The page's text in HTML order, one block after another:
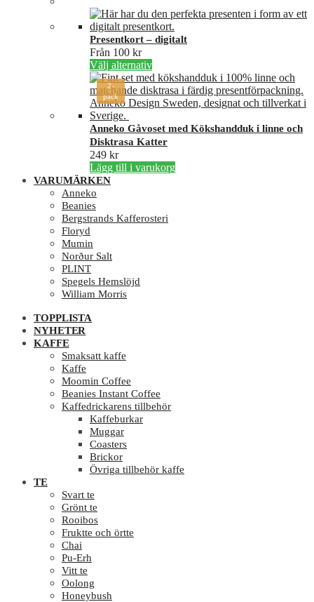
Presentkort – digitalt
Från 100 kr
Välj alternativDen
här
produkten
har
varianter.
De
alternativen
produktsidan
2-
pack
Anneko Gåvoset med Kökshandduk i linne och
Disktrasa Katter
249 kr
Lägg till i varukorg
VARUMÄRKEN
Anneko
Beanies
Bergstrands Kafferosteri
Floryd
Mumin
Norður Salt
PLINT
Spegels Hemslöjd
William Morris
TOPPLISTA
NYHETER
KAFFE
Smaksatt kaffe
Kaffe
Moomin Coffee
Beanies Instant Coffee
Kaffedrickarens tillbehör
Kaffeburkar
Muggar
Coasters
Brickor
Övriga tillbehör kaffe
TE
Svart te
Grönt te
Rooibos
Fruktte och örtte
Chai
Pu-Erh
Vitt te
Oolong
Honeybush